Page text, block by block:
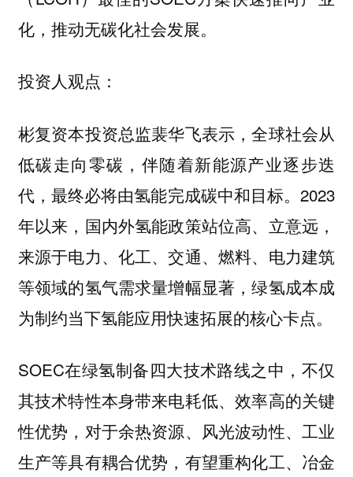
化，推动无碳化社会发展。
投资人观点：
彬复资本投资总监裴华飞表示，全球社会从
低碳走向零碳，伴随着新能源产业逐步迭
代，最终必将由氢能完成碳中和目标。2023
年以来，国内外氢能政策站位高、立意远，
来源于电力、化工、交通、燃料、电力建筑
等领域的氢气需求量增幅显著，绿氢成本成
为制约当下氢能应用快速拓展的核心卡点。
SOEC在绿氢制备四大技术路线之中，不仅
其技术特性本身带来电耗低、效率高的关键
性优势，对于余热资源、风光波动性、工业
生产等具有耦合优势，有望重构化工、冶金